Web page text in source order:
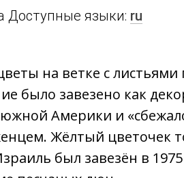
Доступные языки: ru
на ветке с
было завезено как
Америки и
Жёлтый цветочек
был завезён в